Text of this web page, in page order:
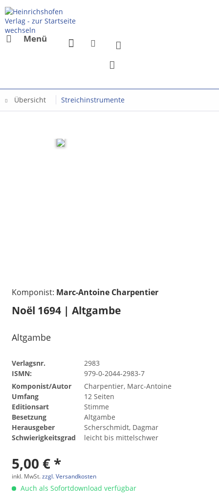
Menü
Übersicht Streichinstrumente
Komponist: Marc-Antoine Charpentier
Noël 1694 | Altgambe
Altgambe
Verlagsnr.
2983
ISMN:
979-0-2044-2983-7
Komponist/Autor
Charpentier, Marc-Antoine
Umfang
12 Seiten
Editionsart
Stimme
Besetzung
Altgambe
Herausgeber
Scherschmidt, Dagmar
Schwierigkeitsgrad
leicht bis mittelschwer
5,00 € *
inkl. MwSt.zzgl. Versandkosten
Auch als Sofortdownload verfügbar